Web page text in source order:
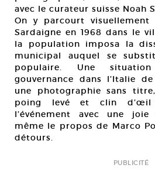
avec le curateur suisse Noah
On y parcourt
Sardaigne en 1968 dans le
la population imposa la
municipal auquel se
populaire. Une
gouvernance dans l’Italie
une photographie sans
poing levé et clin d’œil
l’événement avec une
même le propos de Marco
détours.
PUBLICITÉ